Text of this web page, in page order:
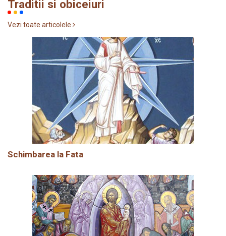
Traditii si obiceiuri
Vezi toate articolele
Schimbarea la Fata